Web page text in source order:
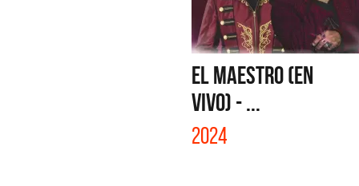
EL MAESTRO (EN
VIVO) - ...
2024